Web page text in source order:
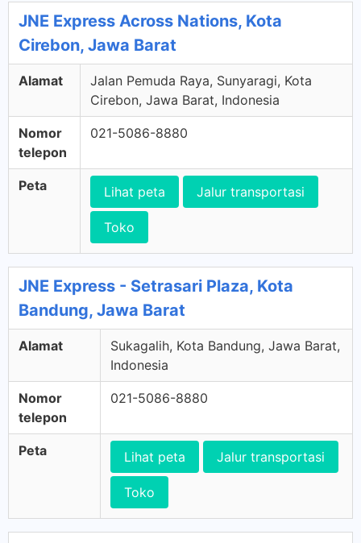
JNE Express Across Nations, Kota
Cirebon, Jawa Barat
Alamat
Jalan Pemuda Raya, Sunyaragi, Kota
Cirebon, Jawa Barat, Indonesia
Nomor
telepon
021-5086-8880
Peta Lihat peta Jalur transportasi
Toko
JNE Express - Setrasari Plaza, Kota
Bandung, Jawa Barat
Alamat
Sukagalih, Kota Bandung, Jawa Barat,
Indonesia
Nomor
telepon
021-5086-8880
Peta Lihat peta Jalur transportasi
Toko